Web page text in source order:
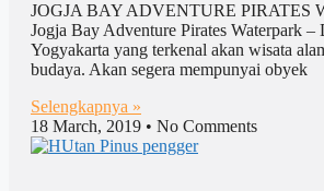
JOGJA BAY ADVENTURE PIRATES
Jogja Bay Adventure Pirates Waterpark –
Yogyakarta yang terkenal akan wisata
budaya. Akan segera mempunyai obyek
Selengkapnya »
18 March, 2019
No Comments